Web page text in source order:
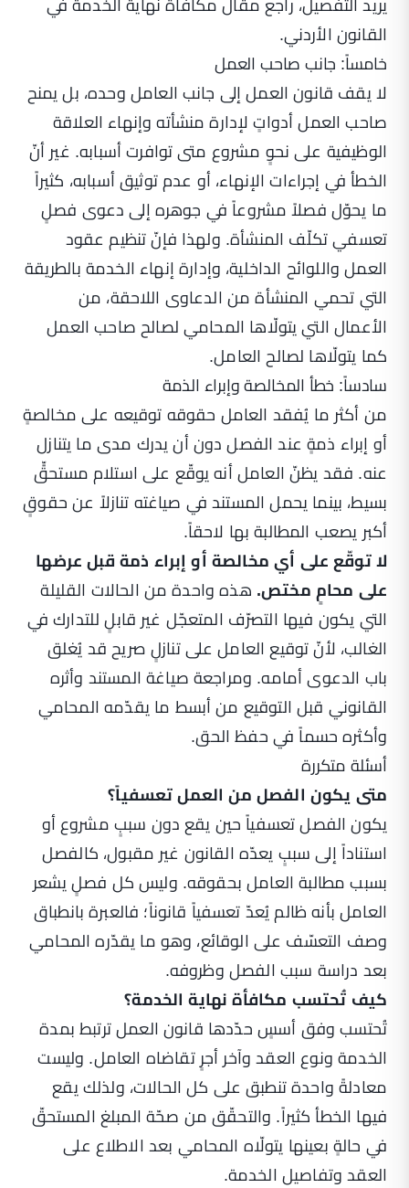
يريد التفصيل، راجع مقال مكافأة نهاية الخدمة في
القانون الأردني.
خامساً: جانب صاحب العمل
لا يقف قانون العمل إلى جانب العامل وحده، بل يمنح
صاحب العمل أدواتٍ لإدارة منشأته وإنهاء العلاقة
الوظيفية على نحوٍ مشروع متى توافرت أسبابه. غير أنّ
الخطأ في إجراءات الإنهاء، أو عدم توثيق أسبابه، كثيراً
ما يحوّل فصلاً مشروعاً في جوهره إلى دعوى فصلٍ
تعسفي تكلّف المنشأة. ولهذا فإنّ تنظيم عقود
العمل واللوائح الداخلية، وإدارة إنهاء الخدمة بالطريقة
التي تحمي المنشأة من الدعاوى اللاحقة، من
الأعمال التي يتولّاها المحامي لصالح صاحب العمل
كما يتولّاها لصالح العامل.
سادساً: خطأ المخالصة وإبراء الذمة
من أكثر ما يُفقد العامل حقوقه توقيعه على مخالصةٍ
أو إبراء ذمةٍ عند الفصل دون أن يدرك مدى ما يتنازل
عنه. فقد يظنّ العامل أنه يوقّع على استلام مستحقٍّ
بسيط، بينما يحمل المستند في صياغته تنازلاً عن حقوقٍ
أكبر يصعب المطالبة بها لاحقاً.
لا توقّع على أي مخالصة أو إبراء ذمة قبل عرضها
على محامٍ مختص. هذه واحدة من الحالات القليلة
التي يكون فيها التصرّف المتعجّل غير قابلٍ للتدارك في
الغالب، لأنّ توقيع العامل على تنازلٍ صريح قد يُغلق
باب الدعوى أمامه. ومراجعة صياغة المستند وأثره
القانوني قبل التوقيع من أبسط ما يقدّمه المحامي
وأكثره حسماً في حفظ الحق.
أسئلة متكررة
متى يكون الفصل من العمل تعسفياً؟
يكون الفصل تعسفياً حين يقع دون سببٍ مشروع أو
استناداً إلى سببٍ يعدّه القانون غير مقبول، كالفصل
بسبب مطالبة العامل بحقوقه. وليس كل فصلٍ يشعر
العامل بأنه ظالم يُعدّ تعسفياً قانوناً؛ فالعبرة بانطباق
وصف التعسّف على الوقائع، وهو ما يقدّره المحامي
بعد دراسة سبب الفصل وظروفه.
كيف تُحتسب مكافأة نهاية الخدمة؟
تُحتسب وفق أسسٍ حدّدها قانون العمل ترتبط بمدة
الخدمة ونوع العقد وآخر أجرٍ تقاضاه العامل. وليست
معادلةً واحدة تنطبق على كل الحالات، ولذلك يقع
فيها الخطأ كثيراً. والتحقّق من صحّة المبلغ المستحقّ
في حالةٍ بعينها يتولّاه المحامي بعد الاطلاع على
العقد وتفاصيل الخدمة.